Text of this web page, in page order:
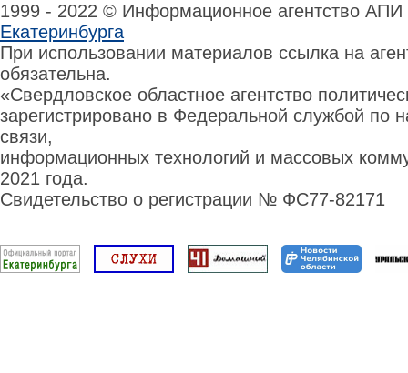
1999 - 2022 © Информационное агентство
Екатеринбурга
При использовании материалов ссылка на
обязательна.
«Свердловское областное агентство
зарегистрировано в Федеральной службой по
связи,
информационных технологий и массовых
2021 года.
Свидетельство о регистрации № ФС77-82171